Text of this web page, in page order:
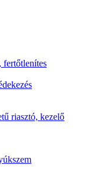
fertőtlenítes
riasztó, kezelő